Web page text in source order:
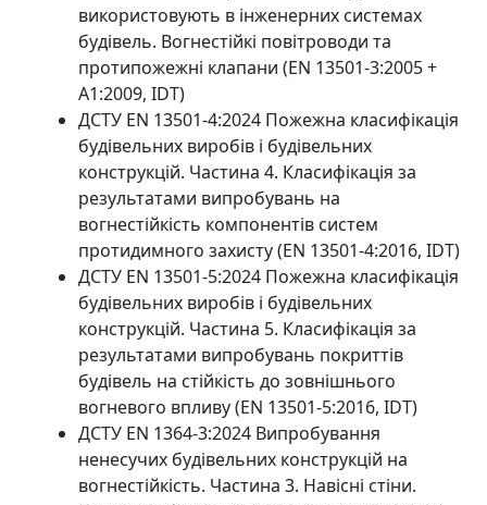
використовують в інженерних системах
будівель. Вогнестійкі повітроводи та
протипожежні клапани (EN 13501-3:2005 +
А1:2009, IDT)
ДСТУ EN 13501-4:2024 Пожежна класифікація
будівельних виробів і будівельних
конструкцій. Частина 4. Класифікація за
результатами випробувань на
вогнестійкість компонентів систем
протидимного захисту (EN 13501-4:2016, IDT)
ДСТУ EN 13501-5:2024 Пожежна класифікація
будівельних виробів і будівельних
конструкцій. Частина 5. Класифікація за
результатами випробувань покриттів
будівель на стійкість до зовнішнього
вогневого впливу (EN 13501-5:2016, IDT)
ДСТУ EN 1364-3:2024 Випробування
ненесучих будівельних конструкцій на
вогнестійкість. Частина 3. Навісні стіни.